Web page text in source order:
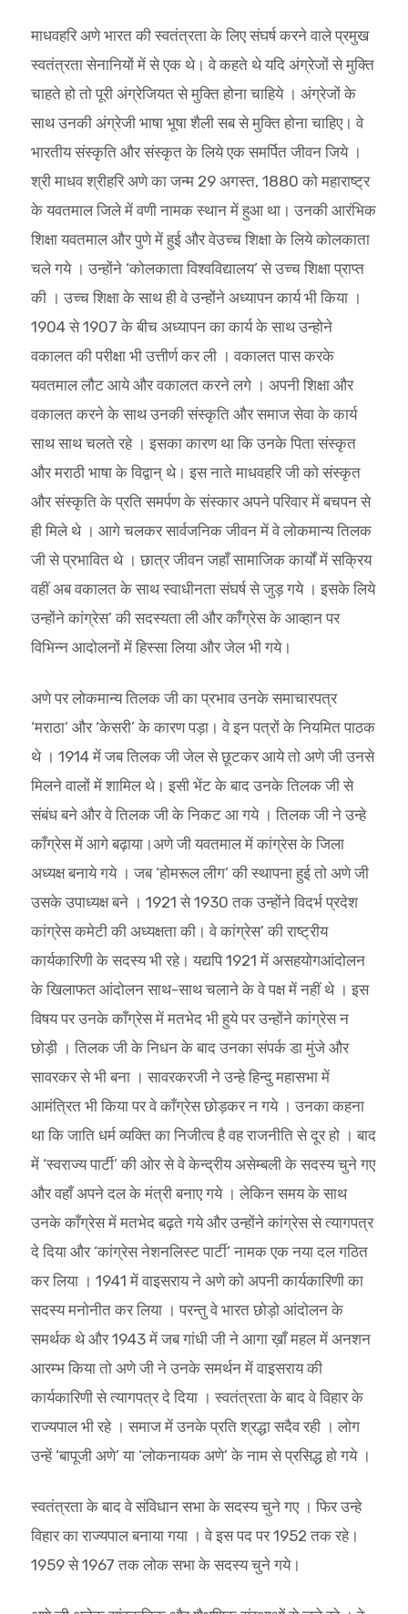
माधवहरि अणे भारत की स्वतंत्रता के लिए संघर्ष करने वाले प्रमुख
स्वतंत्रता सेनानियों में से एक थे। वे कहते थे यदि अंग्रेजों से मुक्ति
चाहते हो तो पूरी अंग्रेजियत से मुक्ति होना चाहिये । अंग्रेजों के
साथ उनकी अंग्रेजी भाषा भूषा शैली सब से मुक्ति होना चाहिए। वे
भारतीय संस्कृति और संस्कृत के लिये एक समर्पित जीवन जिये ।
श्री माधव श्रीहरि अणे का जन्म 29 अगस्त, 1880 को महाराष्ट्र
के यवतमाल जिले में वणी नामक स्थान में हुआ था। उनकी आरंभिक
शिक्षा यवतमाल और पुणे में हुई और वेउच्च शिक्षा के लिये कोलकाता
चले गये । उन्होंने ‘कोलकाता विश्वविद्यालय’ से उच्च शिक्षा प्राप्त
की । उच्च शिक्षा के साथ ही वे उन्होंने अध्यापन कार्य भी किया ।
1904 से 1907 के बीच अध्यापन का कार्य के साथ उन्होने
वकालत की परीक्षा भी उत्तीर्ण कर ली । वकालत पास करके
यवतमाल लौट आये और वकालत करने लगे । अपनी शिक्षा और
वकालत करने के साथ उनकी संस्कृति और समाज सेवा के कार्य
साथ साथ चलते रहे । इसका कारण था कि उनके पिता संस्कृत
और मराठी भाषा के विद्वान् थे। इस नाते माधवहरि जी को संस्कृत
और संस्कृति के प्रति समर्पण के संस्कार अपने परिवार में बचपन से
ही मिले थे । आगे चलकर सार्वजनिक जीवन में वे लोकमान्य तिलक
जी से प्रभावित थे । छात्र जीवन जहाँ सामाजिक कार्यों में सक्रिय
वहीं अब वकालत के साथ स्वाधीनता संघर्ष से जुड़ गये । इसके लिये
उन्होंने कांग्रेस’ की सदस्यता ली और काँग्रेस के आव्हान पर
विभिन्न आदोलनों में हिस्सा लिया और जेल भी गये।
अणे पर लोकमान्य तिलक जी का प्रभाव उनके समाचारपत्र
‘मराठा’ और ‘केसरी’ के कारण पड़ा। वे इन पत्रों के नियमित पाठक
थे । 1914 में जब तिलक जी जेल से छूटकर आये तो अणे जी उनसे
मिलने वालों में शामिल थे। इसी भेंट के बाद उनके तिलक जी से
संबंध बने और वे तिलक जी के निकट आ गये । तिलक जी ने उन्हे
काँग्रेस में आगे बढ़ाया।अणे जी यवतमाल में कांग्रेस के जिला
अध्यक्ष बनाये गये । जब ‘होमरूल लीग’ की स्थापना हुई तो अणे जी
उसके उपाध्यक्ष बने । 1921 से 1930 तक उन्होंने विदर्भ प्रदेश
कांग्रेस कमेटी की अध्यक्षता की। वे कांग्रेस’ की राष्ट्रीय
कार्यकारिणी के सदस्य भी रहे। यद्यपि 1921 में असहयोगआंदोलन
के खिलाफत आंदोलन साथ-साथ चलाने के वे पक्ष में नहीं थे । इस
विषय पर उनके काँग्रेस में मतभेद भी हुये पर उन्होंने कांग्रेस न
छोड़ी । तिलक जी के निधन के बाद उनका संपर्क डा मुंजे और
सावरकर से भी बना । सावरकरजी ने उन्हे हिन्दु महासभा में
आमंत्रित भी किया पर वे काँग्रेस छोड़कर न गये । उनका कहना
था कि जाति धर्म व्यक्ति का निजीत्व है वह राजनीति से दूर हो । बाद
में ‘स्वराज्य पार्टी’ की ओर से वे केन्द्रीय असेम्बली के सदस्य चुने गए
और वहाँ अपने दल के मंत्री बनाए गये । लेकिन समय के साथ
उनके काँग्रेस में मतभेद बढ़ते गये और उन्होंने कांग्रेस से त्यागपत्र
दे दिया और ‘कांग्रेस नेशनलिस्ट पार्टी’ नामक एक नया दल गठित
कर लिया । 1941 में वाइसराय ने अणे को अपनी कार्यकारिणी का
सदस्य मनोनीत कर लिया । परन्तु वे भारत छोड़ो आंदोलन के
समर्थक थे और 1943 में जब गांधी जी ने आगा ख़ाँ महल में अनशन
आरम्भ किया तो अणे जी ने उनके समर्थन में वाइसराय की
कार्यकारिणी से त्यागपत्र दे दिया । स्वतंत्रता के बाद वे विहार के
राज्यपाल भी रहे । समाज में उनके प्रति श्रद्धा सदैव रही । लोग
उन्हें ‘बापूजी अणे’ या ‘लोकनायक अणे’ के नाम से प्रसिद्ध हो गये ।
स्वतंत्रता के बाद वे संविधान सभा के सदस्य चुने गए । फिर उन्हे
विहार का राज्यपाल बनाया गया । वे इस पद पर 1952 तक रहे।
1959 से 1967 तक लोक सभा के सदस्य चुने गये।